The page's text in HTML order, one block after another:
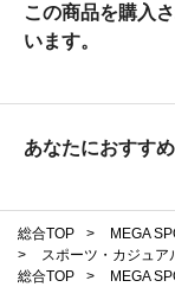
この商品を購入
います。
あなたにおすす
総合TOP > MEGA
>
スポーツ・カジュア
総合TOP
> MEGA